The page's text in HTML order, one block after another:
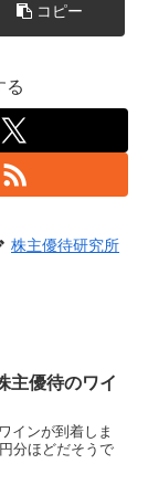
コピー
る
株主優待研究所
主優待のワイ
インが到着しま
分ほどだそうで